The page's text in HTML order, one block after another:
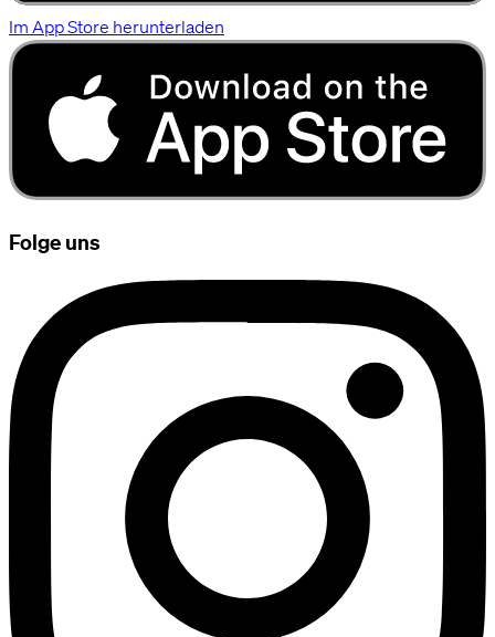
Im App Store herunterladen
Folge uns